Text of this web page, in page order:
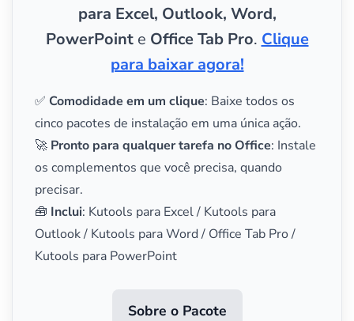
para Excel, Outlook, Word,
PowerPointe Office Tab Pro. Clique
para baixar agora!
✅ Comodidade em um clique: Baixe todos os
cinco pacotes de instalação em uma única ação.
🚀 Pronto para qualquer tarefa no Office: Instale
os complementos que você precisa, quando
precisar.
🧰 Inclui: Kutools para Excel / Kutools para
Outlook / Kutools para Word / Office Tab Pro /
Kutools para PowerPoint
Sobre o Pacote